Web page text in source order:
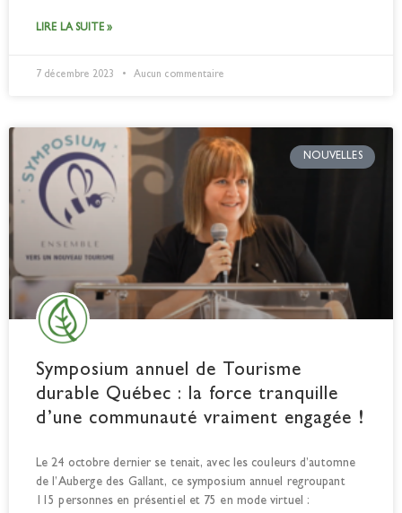
LIRE LA SUITE »
7 décembre 2023 Aucun commentaire
NOUVELLES
Symposium annuel de Tourisme
durable Québec : la force tranquille
d’une communauté vraiment engagée !
Le 24 octobre dernier se tenait, avec les couleurs d’automne
de l’Auberge des Gallant, ce symposium annuel regroupant
115 personnes en présentiel et 75 en mode virtuel :